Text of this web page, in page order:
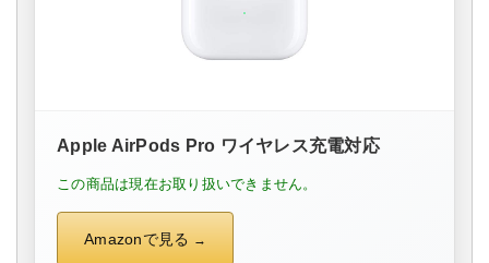
Apple AirPods Pro ワイヤレス充電対応
この商品は現在お取り扱いできません。
Amazonで見る